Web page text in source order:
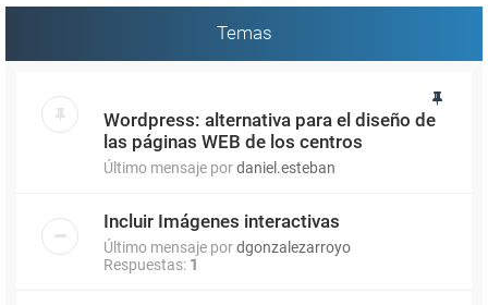
Temas
Wordpress: alternativa para el diseño de
las páginas WEB de los centros
Último mensaje pordaniel.esteban
Incluir Imágenes interactivas
Último mensaje pordgonzalezarroyo
Respuestas: 1